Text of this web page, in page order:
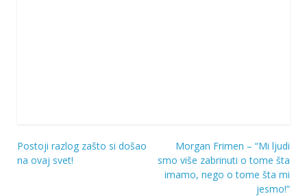
Navigacija
Postoji razlog zašto si došao
na ovaj svet!
Morgan Frimen – “Mi ljudi
smo više zabrinuti o tome šta
imamo, nego o tome šta mi
jesmo!”